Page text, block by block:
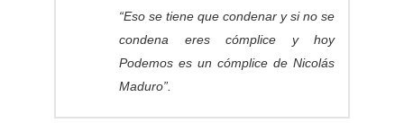
“Eso se tiene que condenar y si no se
condena eres cómplice y hoy
Podemos es un cómplice de Nicolás
Maduro”.